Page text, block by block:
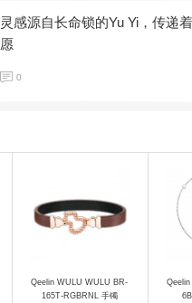
灵感源自长命锁的Yu Yi，传递
愿
0
Qeelin WULU WULU BR-
165T-RGBRNL 手镯